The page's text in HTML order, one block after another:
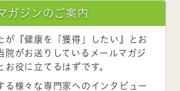
ガジンのご案内
が 『健康を「獲得」したい』
とお
院がお送りしているメールマガジ
お役に立てるはずです。
る様々な専門家へのインタビュー